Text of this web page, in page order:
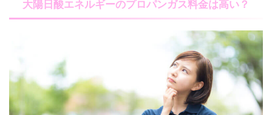
大陽日酸エネルギーのプロパンガス料金は高い？